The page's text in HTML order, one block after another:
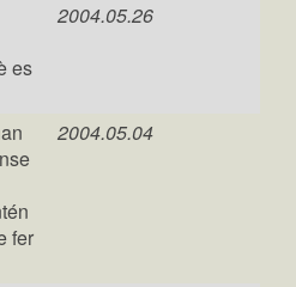
es
2004.05.26
fer
2004.05.04